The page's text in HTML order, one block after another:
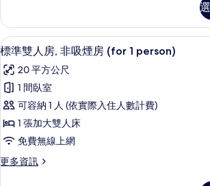
(Housekeeping
Once
Every
3
Days)
的
所
有
相
片
套
房,
非
煙
房
(Housekeeping
Once
Every
3
Days)
的
顯
示
標
準
雙
人
非
高級寢具、
7
標準雙人房, 非吸煙房 (for 1 person)
20 平方公尺
1 間臥室
可容納 1 人 (依實際入住人數計費)
1 張加大雙人床
免費無線上網
更多資訊
更